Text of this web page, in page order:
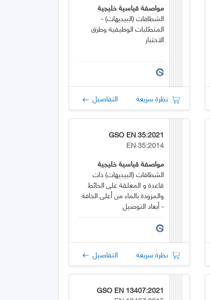
مواصفة قياسية خليجية
الشطافات (البيديهات) -
المتطلبات الوظيفية وطرق
الاختبار
نظرة سريعة التفاصيل
GSO EN 35:2021
EN 35:2014
مواصفة قياسية خليجية
الشطافات (البيديهات) ذات
قاعدة و المعلقة على الحائط
والمزودة بالماء من أعلى الحافة
- أبعاد التوصيل
نظرة سريعة التفاصيل
GSO EN 13407:2021